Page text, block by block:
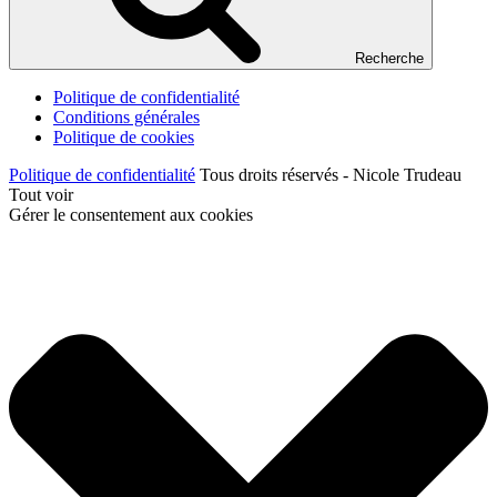
Recherche
Politique de confidentialité
Conditions générales
Politique de cookies
Politique de confidentialité Tous droits réservés - Nicole Trudeau
Tout voir
Gérer le consentement aux cookies